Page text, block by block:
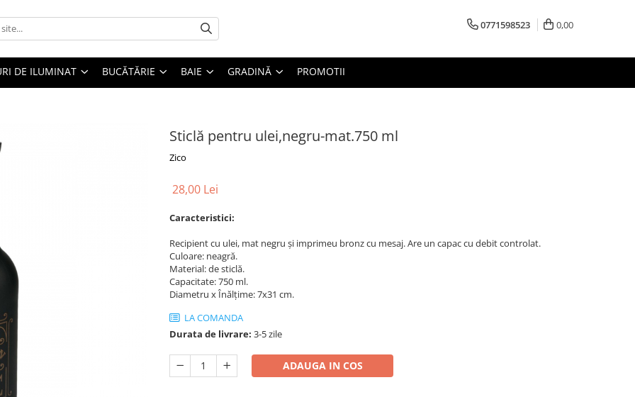
0771598523 0,00
DE ILUMINAT BUCĂTĂRIE BAIE GRADINĂ PROMOTII
Sticlă pentru ulei,negru-mat.750 ml
Zico
28,00 Lei
Caracteristici:
Recipient cu ulei, mat negru și imprimeu bronz cu mesaj. Are un capac cu debit controlat.
Culoare: neagră.
Material: de sticlă.
Capacitate: 750 ml.
Diametru x Înălțime: 7x31 cm.
LA COMANDA
Durata de livrare: 3-5 zile
ADAUGA IN COS